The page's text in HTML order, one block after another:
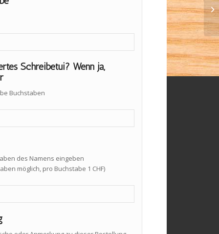
Schreibetui? Wenn ja,
Buchstaben
des Namens eingeben
möglich, pro Buchstabe 1 CHF)